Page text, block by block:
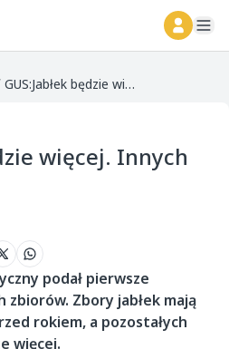
GUS:Jabłek będzie więcej. Innych owoców także
więcej. Innych
podał pierwsze
Zbory jabłek mają
rokiem, a pozostałych
więcej.